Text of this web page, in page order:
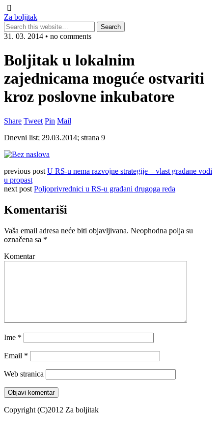
Za boljitak
31. 03. 2014 • no comments
Boljitak u lokalnim
zajednicama moguće ostvariti
kroz poslovne inkubatore
Share Tweet Pin Mail
Dnevni list; 29.03.2014; strana 9
previous post U RS-u nema razvojne strategije – vlast građane vodi
u propast
next post Poljoprivrednici u RS-u građani drugoga reda
Komentariši
Vaša email adresa neće biti objavljivana. Neophodna polja su
označena sa *
Komentar
Ime *
Email *
Web stranica
Copyright (C)2012 Za boljitak